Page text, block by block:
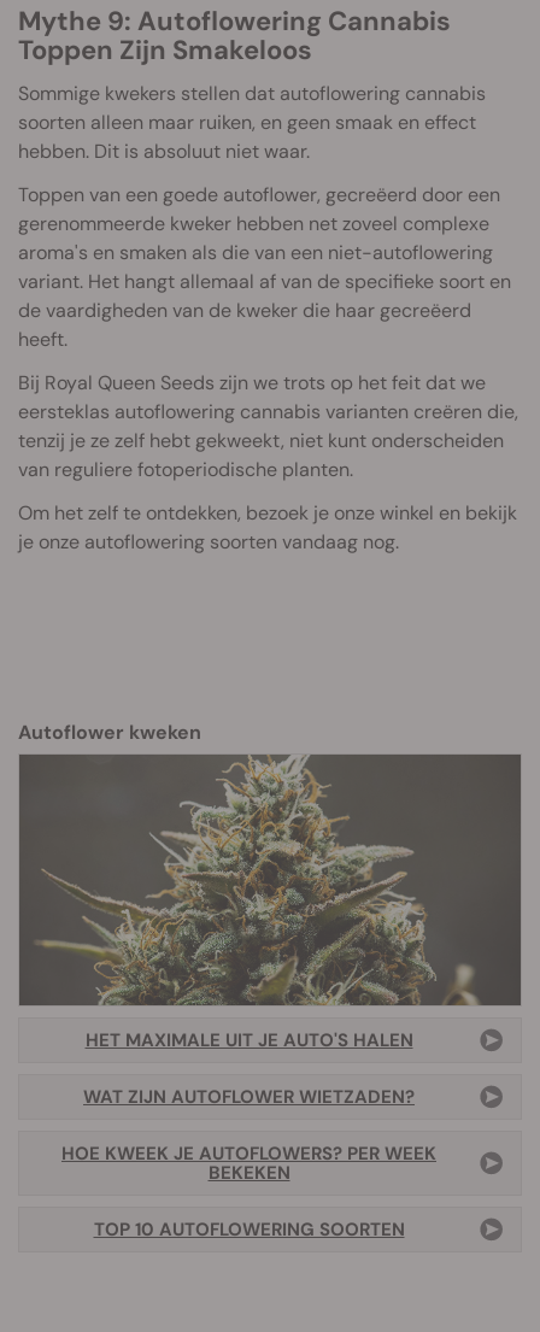
Mythe 9: Autoflowering Cannabis
Toppen Zijn Smakeloos
Sommige kwekers stellen dat autoflowering cannabis
soorten alleen maar ruiken, en geen smaak en effect
hebben. Dit is absoluut niet waar.
Toppen van een goede autoflower, gecreëerd door een
gerenommeerde kweker hebben net zoveel complexe
aroma's en smaken als die van een niet-autoflowering
variant. Het hangt allemaal af van de specifieke soort en
de vaardigheden van de kweker die haar gecreëerd
heeft.
Bij Royal Queen Seeds zijn we trots op het feit dat we
eersteklas autoflowering cannabis varianten creëren die,
tenzij je ze zelf hebt gekweekt, niet kunt onderscheiden
van reguliere fotoperiodische planten.
Om het zelf te ontdekken, bezoek je onze winkel en bekijk
je onze autoflowering soorten vandaag nog.
Autoflower kweken
HET MAXIMALE UIT JE AUTO'S HALEN
WAT ZIJN AUTOFLOWER WIETZADEN?
HOE KWEEK JE AUTOFLOWERS? PER WEEK
BEKEKEN
TOP 10 AUTOFLOWERING SOORTEN